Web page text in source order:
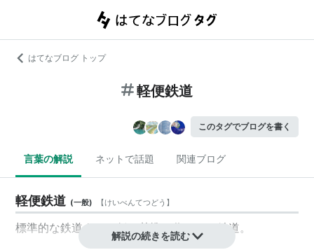
はてなブログ トップ
軽便鉄道
このタグでブログを書く
言葉の解説 ネットで話題 関連ブログ
軽便鉄道 (一般) 【けいべんてつどう 】
標準的な鉄道よりも低い基準で作られた鉄道。
解説の続きを読む